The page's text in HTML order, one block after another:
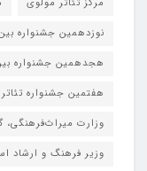
نوزدهمین جشنواره
هجدهمین جشنواره
هفتمین جشنواره
وزارت
وزیر فرهنگ و ارشاد